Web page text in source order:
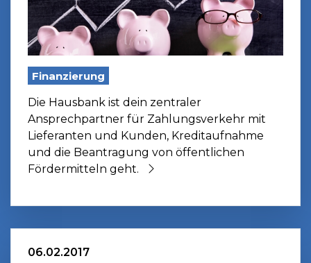
Finanzierung
Die Hausbank ist dein zentraler
Ansprechpartner für Zahlungsverkehr mit
Lieferanten und Kunden, Kreditaufnahme
und die Beantragung von öffentlichen
Fördermitteln geht.
06.02.2017